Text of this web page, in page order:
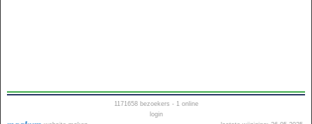
1171658bezoekers - 1 online
login